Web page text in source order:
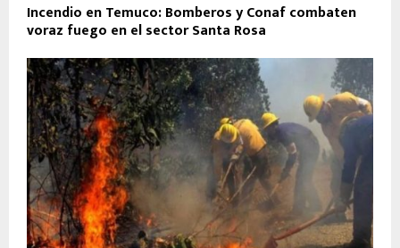
Incendio en Temuco: Bomberos y Conaf combaten
voraz fuego en el sector Santa Rosa